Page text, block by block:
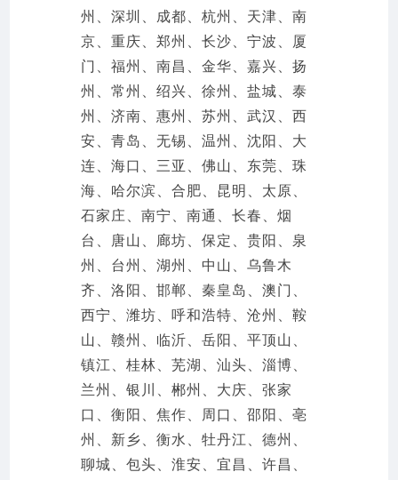
州、深圳、成都、杭州、天津、南
京、重庆、郑州、长沙、宁波、厦
门、福州、南昌、金华、嘉兴、扬
州、常州、绍兴、徐州、盐城、泰
州、济南、惠州、苏州、武汉、西
安、青岛、无锡、温州、沈阳、大
连、海口、三亚、佛山、东莞、珠
海、哈尔滨、合肥、昆明、太原、
石家庄、南宁、南通、长春、烟
台、唐山、廊坊、保定、贵阳、泉
州、台州、湖州、中山、乌鲁木
齐、洛阳、邯郸、秦皇岛、澳门、
西宁、潍坊、呼和浩特、沧州、鞍
山、赣州、临沂、岳阳、平顶山、
镇江、桂林、芜湖、汕头、淄博、
兰州、银川、郴州、大庆、张家
口、衡阳、焦作、周口、邵阳、亳
州、新乡、衡水、牡丹江、德州、
聊城、包头、淮安、宜昌、许昌、